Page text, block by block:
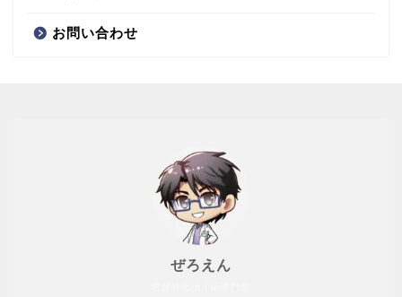
お問い合わせ
ぜろえん